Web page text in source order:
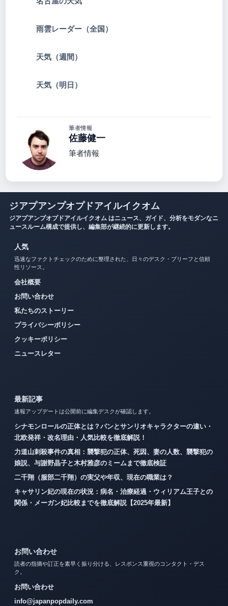
雨雲レーダー（全国）
天気（週間）
天気（明日）
筆者情報
佐藤健一
筆者情報
ジアプアンプオプドアイルイクオム
ジアプアンプオプドアイルイクオム はニュース、ガイド、分析をモダンなニ
ュースルーム構成で提供し、編集部が継続的に更新します。
人気
迅速なファクトチェックのために整理された、日々のデスク・ブリーフと信頼
性リソース。
会社概要
お問い合わせ
私たちのストーリー
プライバシーポリシー
クッキーポリシー
ニュースレター
最新記事
速報アップデートは公開前に編集デスクが確認します。
シナモンロールの正体とは？パンとサンリオキャラクターの違い・
北欧発祥・改名理由・人気比較を徹底解説！
力道山刺殺事件の真相：襲撃犯の正体、死因、妻の人数、襲撃犯の
娘説、与謝野晶子と木村雅彦のミームまで徹底検証
二千翔（服部二千翔）の実父や年収、現在の職業は？
キャサリン妃の現在の状況：病名・治療経過・ウィリアム王子との
関係・メーガン妃比較までを徹底解説【2025年最新】
お問い合わせ
読者の指摘や訂正を素早く振り分ける、レスポンス重視のコンタクト・デス
ク。
お問い合わせ
info@japanpopdaily.com